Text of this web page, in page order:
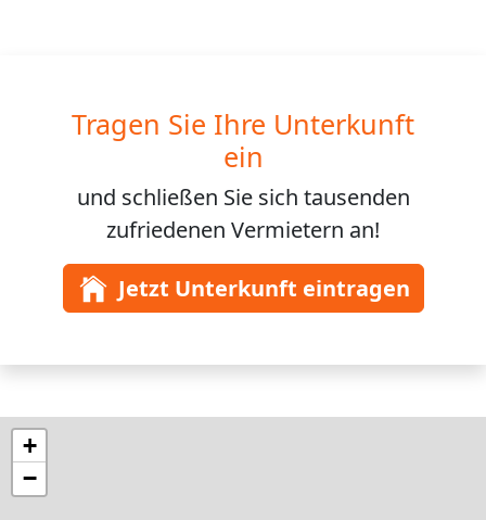
Tragen Sie Ihre Unterkunft
ein
und schließen Sie sich tausenden
zufriedenen Vermietern an!
Jetzt Unterkunft eintragen
+
−